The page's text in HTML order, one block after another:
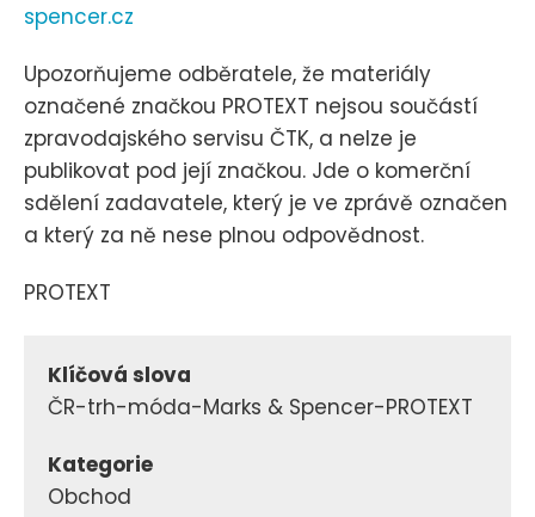
spencer.cz
Upozorňujeme odběratele, že materiály
označené značkou PROTEXT nejsou součástí
zpravodajského servisu ČTK, a nelze je
publikovat pod její značkou. Jde o komerční
sdělení zadavatele, který je ve zprávě označen
a který za ně nese plnou odpovědnost.
PROTEXT
Klíčová slova
ČR-trh-móda-Marks & Spencer-PROTEXT
Kategorie
Obchod